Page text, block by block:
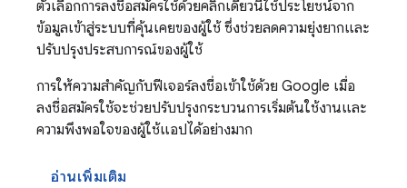
ตัวเลือกการลงชื่อสมัครใช้ด้วยคลิกเดียวนี้ใช้ประโยชน์จาก
ข้อมูลเข้าสู่ระบบที่คุ้นเคยของผู้ใช้ ซึ่งช่วยลดความยุ่งยากและ
ปรับปรุงประสบการณ์ของผู้ใช้
การให้ความสําคัญกับฟีเจอร์ลงชื่อเข้าใช้ด้วย Google เมื่อ
ลงชื่อสมัครใช้จะช่วยปรับปรุงกระบวนการเริ่มต้นใช้งานและ
ความพึงพอใจของผู้ใช้แอปได้อย่างมาก
อ่านเพิ่มเติม